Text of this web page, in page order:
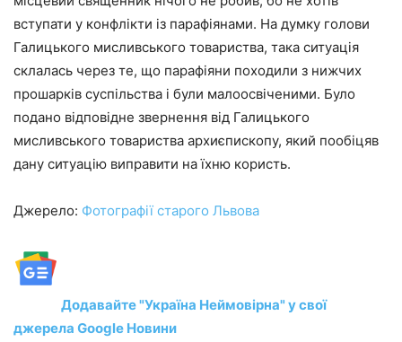
вступати у конфлікти із парафіянами. На думку голови
Галицького мисливського товариства, така ситуація
склалась через те, що парафіяни походили з нижчих
прошарків суспільства і були малоосвіченими. Було
подано відповідне звернення від Галицького
мисливського товариства архиєпископу, який пообіцяв
дану ситуацію виправити на їхню користь.
Джерело: Фотографії старого Львова
Додавайте "Україна Неймовірна" у свої
джерела Google Новини